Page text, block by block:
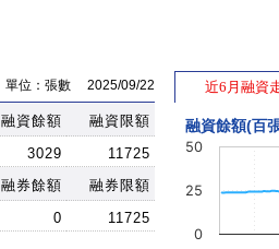
單位：張數 2025/09/22
融資餘額
融資限額
3029
11725
融券餘額
融券限額
0 11725
近6月融資
融資餘額(百
0
25
50